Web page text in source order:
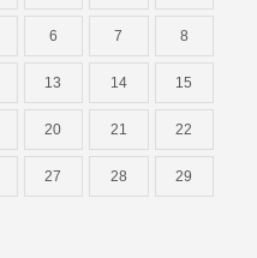
6 7 8
13 14 15
20 21 22
27 28 29